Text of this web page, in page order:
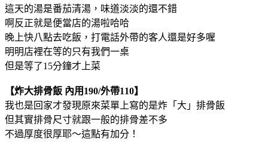
這天的湯是番茄清湯，味道淡淡的還不錯
啊反正就是便當店的湯啦哈哈
晚上快八點去吃飯，打電話外帶的客人還是好多喔
明明店裡在等的只有我們一桌
但是等了15分鐘才上菜
【炸大排骨飯 內用190/外帶110】
我也是回家才發現原來菜單上寫的是炸「大」排骨飯
但其實排骨尺寸就跟一般的排骨差不多
不過厚度很厚耶～這點有加分！